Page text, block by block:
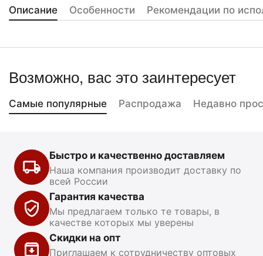
Описание Особенности Рекомендации по
Возможно, вас это заинтересует
Самые популярные Распродажа Недавно
Быстро и качественно доставляем
Наша компания производит доставку по
всей России
Гарантия качества
Мы предлагаем только те товары, в
качестве которых мы уверены
Скидки на опт
Приглашаем к сотрудничеству оптовых